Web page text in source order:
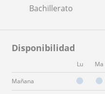
Bachillerato
Disponibilidad
Lu Ma
Mañana